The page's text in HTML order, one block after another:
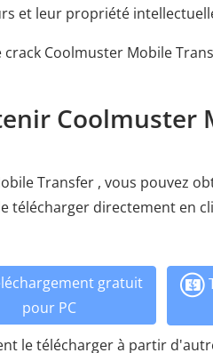
et leur propriété
Coolmuster Mobile
Coolmuster
Transfer , vous pouvez
télécharger directement en
gratuit
pour PC
le télécharger à partir